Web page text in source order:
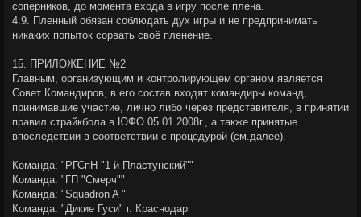
соперников, до момента входа в игру после плена.
4.9. Пленный обязан соблюдать дух игры и не предпринимать
никаких попыток сорвать своё пленение.
15. ПРИЛОЖЕНИЕ №2
Главным, организующим и контролирующем органом является
Совет Командиров, в его состав входят командиры команд,
принимавшие участие, лично либо через представителя, в принятии
правил страйкбола в ЮФО 05.01.2008г., а также принятые
впоследствии в соответствии с процедурой (см.далее).
Команда: "РГСпН "1-й Пластунский""
Команда: "ГП "Смерч""
Команда: "Squadron A "
Команда: "Дикие Гуси" г. Краснодар